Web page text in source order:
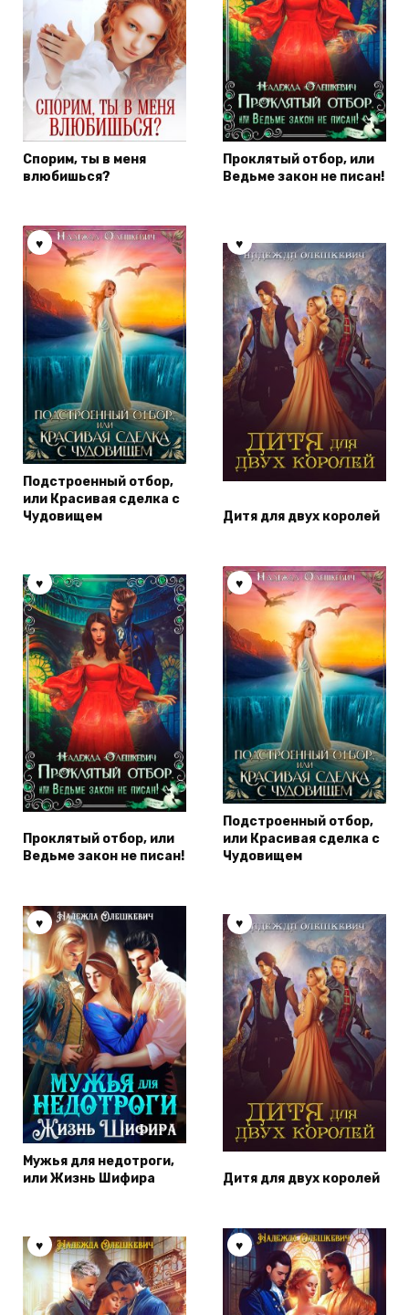
Спорим, ты в меня
влюбишься?
Проклятый отбор, или
Ведьме закон не писан!
Подстроенный отбор,
или Красивая сделка с
Чудовищем
Дитя для двух королей
Проклятый отбор, или
Ведьме закон не писан!
Подстроенный отбор,
или Красивая сделка с
Чудовищем
Мужья для недотроги,
или Жизнь Шифира
Дитя для двух королей